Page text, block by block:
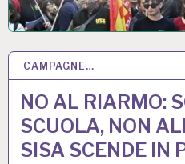
CAMPAGNE…
NO AL RIARMO:
SCUOLA, NON
SISA SCENDE IN
28 MAG 2026